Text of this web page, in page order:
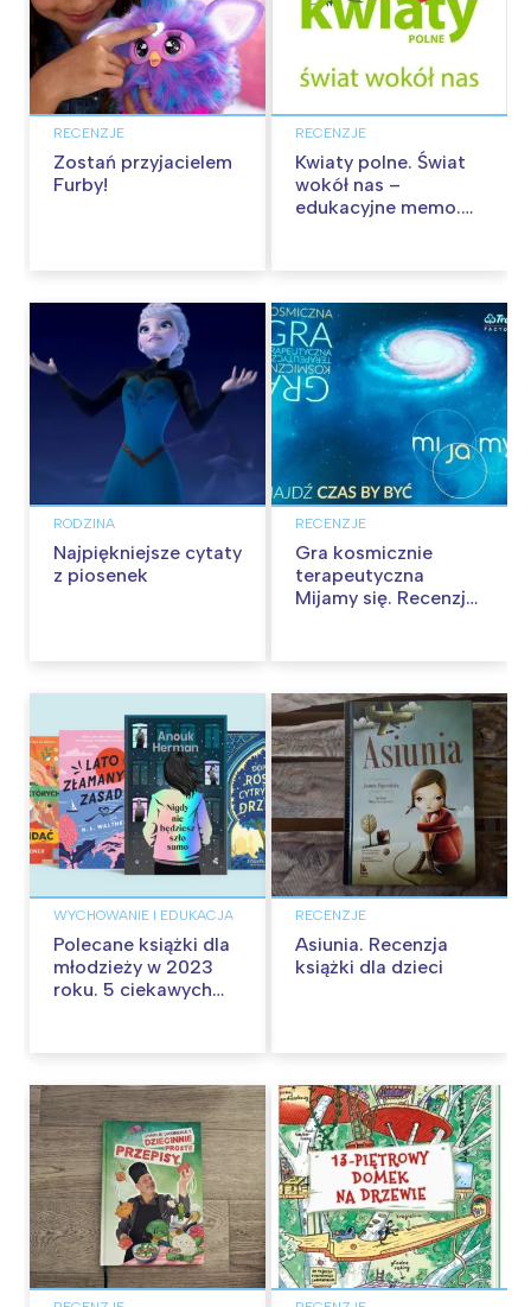
RECENZJE
Zostań przyjacielem
Furby!
RECENZJE
Kwiaty polne. Świat
wokół nas –
edukacyjne memo.
RODZINA
Najpiękniejsze cytaty
z piosenek
RECENZJE
Gra kosmicznie
terapeutyczna
Mijamy się. Recenzja
WYCHOWANIE I EDUKACJA
Polecane książki dla
młodzieży w 2023
roku. 5 ciekawych
RECENZJE
Asiunia. Recenzja
książki dla dzieci